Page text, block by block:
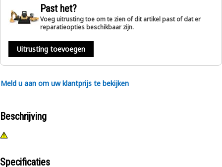
Past het?
Voeg uitrusting toe om te zien of dit artikel past of dat er
reparatieopties beschikbaar zijn.
Uitrusting toevoegen
Meld u aan om uw klantprijs te bekijken
Beschrijving
Specificaties